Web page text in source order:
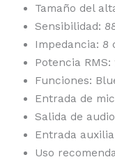
Tamaño del
Sensibilidad:
Impedancia: 8
Potencia RMS:
Funciones:
Entrada de
Salida de
Entrada
Uso